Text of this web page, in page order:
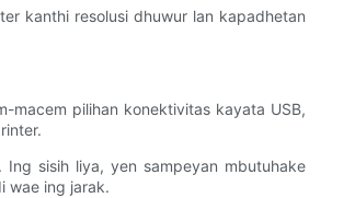
kanthi resolusi dhuwur lan kapadhetan
macem pilihan konektivitas kayata USB,
sisih liya, yen sampeyan mbutuhake
wae ing jarak.